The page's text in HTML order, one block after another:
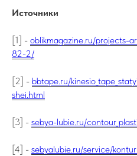
Источники
[1] - oblikmagazine.ru/projects-
82-2/
[2] - bbtape.ru/
shei.html
[3] - sebya-lubie.ru/
[4] - sebyalubie.ru/service/